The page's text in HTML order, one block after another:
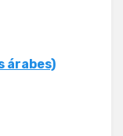
árabes)